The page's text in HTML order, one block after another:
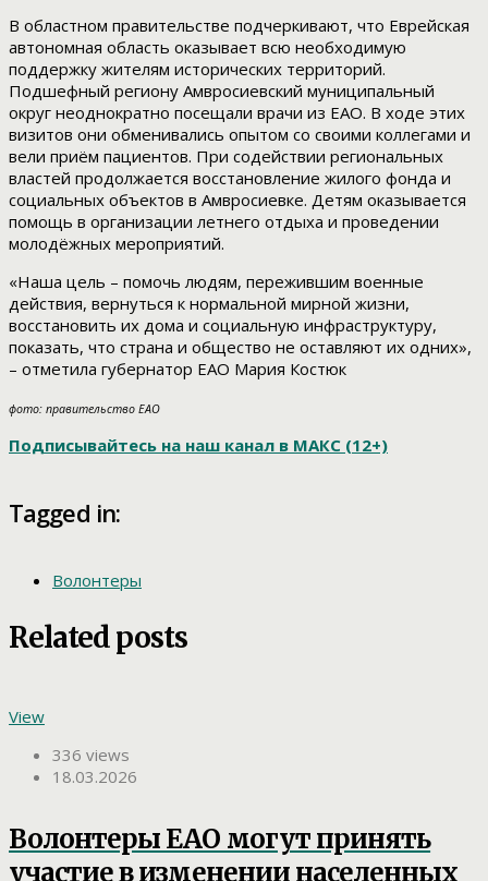
В областном правительстве подчеркивают, что Еврейская
автономная область оказывает всю необходимую
поддержку жителям исторических территорий.
Подшефный региону Амвросиевский муниципальный
округ неоднократно посещали врачи из ЕАО. В ходе этих
визитов они обменивались опытом со своими коллегами и
вели приём пациентов. При содействии региональных
властей продолжается восстановление жилого фонда и
социальных объектов в Амвросиевке. Детям оказывается
помощь в организации летнего отдыха и проведении
молодёжных мероприятий.
«Наша цель – помочь людям, пережившим военные
действия, вернуться к нормальной мирной жизни,
восстановить их дома и социальную инфраструктуру,
показать, что страна и общество не оставляют их одних»,
– отметила губернатор ЕАО Мария Костюк
фото: правительство ЕАО
Подписывайтесь на наш канал в МАКС (12+)
Tagged in:
Волонтеры
Related posts
View
336 views
18.03.2026
Волонтеры ЕАО могут принять
участие в изменении населенных